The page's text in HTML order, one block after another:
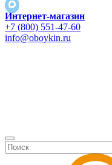
Интернет-магазин
+7 (800) 551-47-60
info@oboykin.ru